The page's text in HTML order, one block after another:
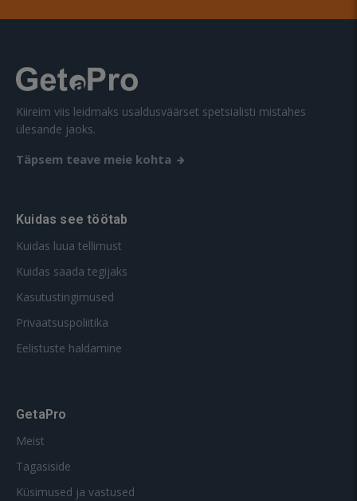
Kiireim viis leidmaks usaldusväärset spetsialisti mistahes
ülesande jaoks.
Täpsem teave meie kohta
Kuidas see töötab
Kuidas luua tellimust
Kuidas saada tegijaks
Kasutustingimused
Privaatsuspoliitika
Eelistuste haldamine
GetaPro
Meist
Tagasiside
Küsimused ja vastused